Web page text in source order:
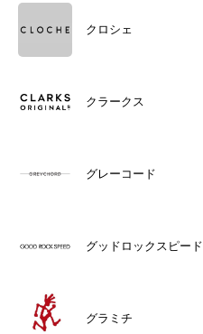
クロシェ
クラークス
グレーコード
グッドロックスピード
グラミチ